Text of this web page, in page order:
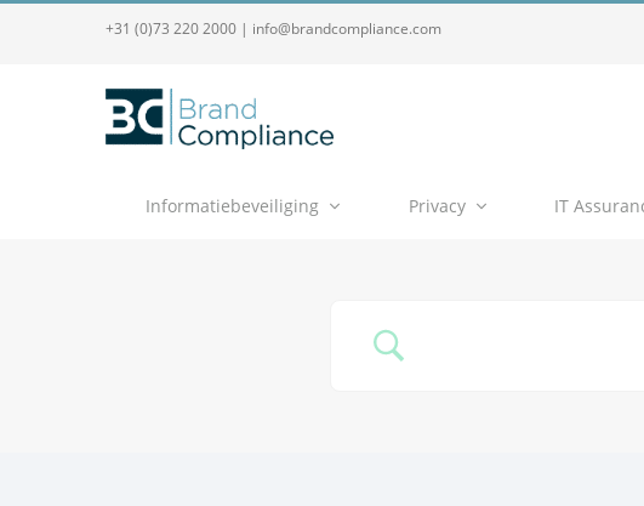
+31 (0)73 220 2000 | info@brandcompliance.com
Informatiebeveiliging Privacy IT